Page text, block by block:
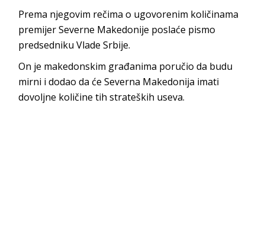
Prema njegovim rečima o ugovorenim količinama
premijer Severne Makedonije poslaće pismo
predsedniku Vlade Srbije.
On je makedonskim građanima poručio da budu
mirni i dodao da će Severna Makedonija imati
dovoljne količine tih strateških useva.